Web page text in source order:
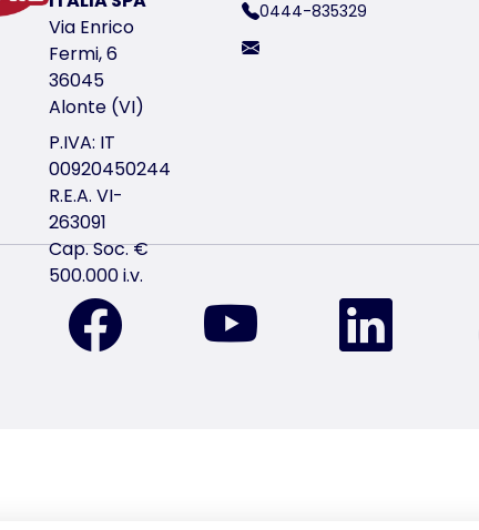
Via Enrico
Fermi, 6
36045
Alonte (VI)
P.IVA: IT
00920450244
R.E.A. VI-
263091
Cap. Soc. €
500.000 i.v.
0444-835329
ci trovi su Instagramci trovi su Facebookci trovi su YouTubeci